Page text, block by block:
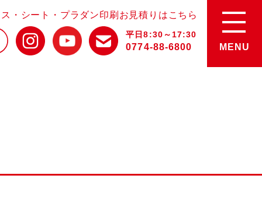
・シート・プラダン印刷お見積りはこちら
平日8:30～17:30
0774-88-6800 MENU